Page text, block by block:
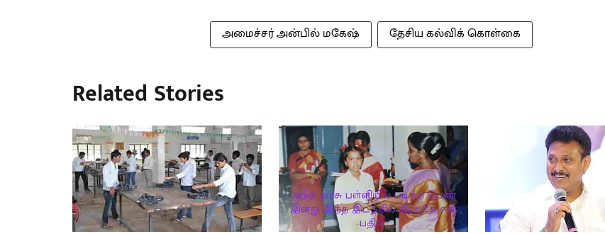
அமைச்சர் அன்பில் மகேஷ் தேசிய கல்விக் கொள்கை
Related Stories